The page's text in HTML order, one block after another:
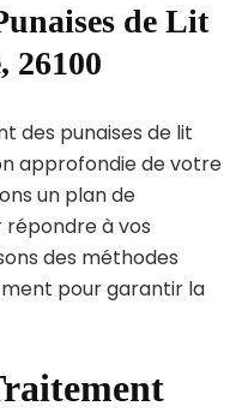
de Lit
26100
des punaises de lit
approfondie de votre
un plan de
à vos
des méthodes
pour garantir la